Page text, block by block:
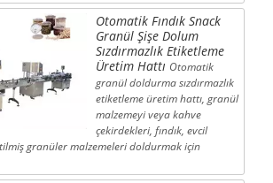
Otomatik Fındık Snack
Granül Şişe Dolum
Sızdırmazlık Etiketleme
Üretim Hattı Otomatik
granül doldurma sızdırmazlık
etiketleme üretim hattı, granül
malzemeyi veya kahve
çekirdekleri, fındık, evcil
granüler malzemeleri doldurmak için